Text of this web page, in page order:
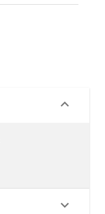
keyboard_arrow_down
keyboard_arrow_down